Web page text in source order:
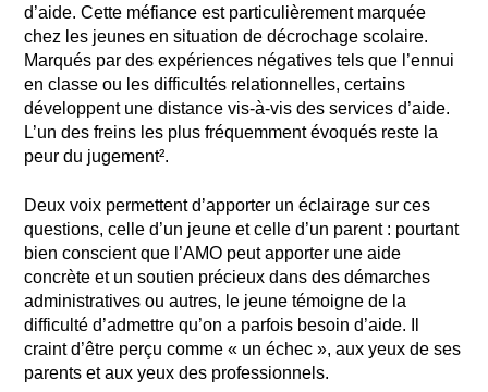
d’aide. Cette méfiance est particulièrement marquée
chez les jeunes en situation de décrochage scolaire.
Marqués par des expériences négatives tels que l’ennui
en classe ou les difficultés relationnelles, certains
développent une distance vis-à-vis des services d’aide.
L’un des freins les plus fréquemment évoqués reste la
peur du jugement².
Deux voix permettent d’apporter un éclairage sur ces
questions, celle d’un jeune et celle d’un parent : pourtant
bien conscient que l’AMO peut apporter une aide
concrète et un soutien précieux dans des démarches
administratives ou autres, le jeune témoigne de la
difficulté d’admettre qu’on a parfois besoin d’aide. Il
craint d’être perçu comme « un échec », aux yeux de ses
parents et aux yeux des professionnels.